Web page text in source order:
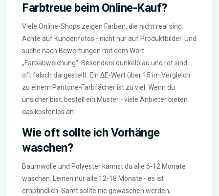
Farbtreue beim Online-Kauf?
Viele Online-Shops zeigen Farben, die nicht real sind.
Achte auf Kundenfotos - nicht nur auf Produktbilder. Und
suche nach Bewertungen mit dem Wort
„Farbabweichung“. Besonders dunkelblau und rot sind
oft falsch dargestellt. Ein ΔE-Wert über 15 im Vergleich
zu einem Pantone-Farbfächer ist zu viel. Wenn du
unsicher bist, bestell ein Muster - viele Anbieter bieten
das kostenlos an.
Wie oft sollte ich Vorhänge
waschen?
Baumwolle und Polyester kannst du alle 6-12 Monate
waschen. Leinen nur alle 12-18 Monate - es ist
empfindlich. Samt sollte nie gewaschen werden,